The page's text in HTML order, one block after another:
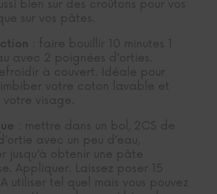
bien sur des croûtons pour vos
sur vos pâtes.
: faire bouillir 10 minutes 1
avec 2 poignées d’orties.
à couvert. Idéale pour
imbiber votre coton lavable et
visage.
mettre dans un bol, 2CS de
avec un peu d’eau,
jusqu’à obtenir une pâte
Appliquer. Laissez poser 15
utiliser tel quel mais vous pouvez